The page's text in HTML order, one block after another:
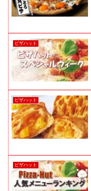
ピザハット
ピザハット
ピザハット